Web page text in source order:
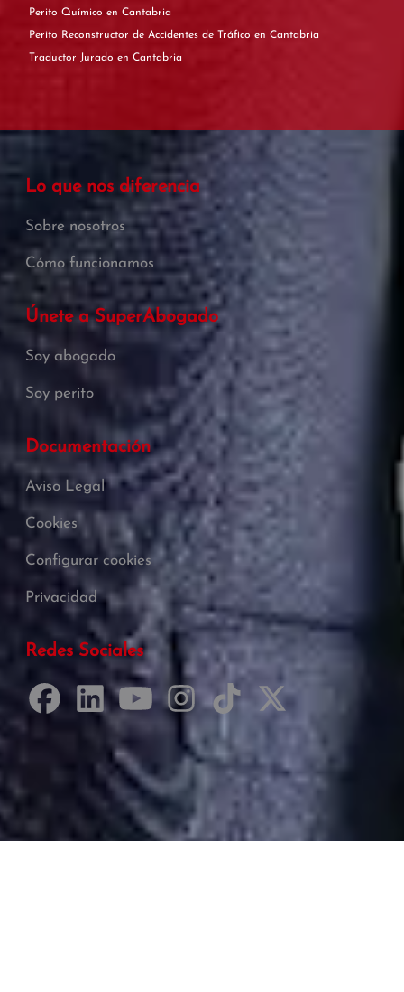
Perito Químico en Cantabria
Perito Reconstructor de Accidentes de Tráfico en Cantabria
Traductor Jurado en Cantabria
Lo que nos diferencia
Sobre nosotros
Cómo funcionamos
Únete a SuperAbogado
Soy abogado
Soy perito
Documentación
Aviso Legal
Cookies
Configurar cookies
Privacidad
Redes Sociales
Desarrollado por Just Quality